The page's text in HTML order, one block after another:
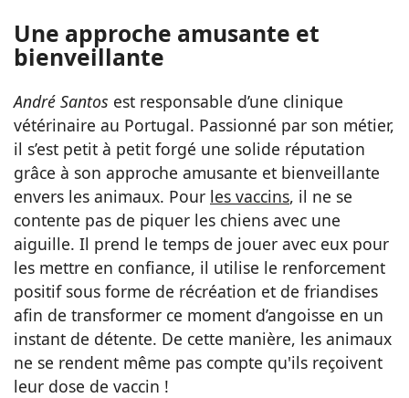
Une approche amusante et
bienveillante
André Santos est responsable d’une clinique
vétérinaire au Portugal. Passionné par son métier,
il s’est petit à petit forgé une solide réputation
grâce à son approche amusante et bienveillante
envers les animaux. Pour les vaccins, il ne se
contente pas de piquer les chiens avec une
aiguille. Il prend le temps de jouer avec eux pour
les mettre en confiance, il utilise le renforcement
positif sous forme de récréation et de friandises
afin de transformer ce moment d’angoisse en un
instant de détente. De cette manière, les animaux
ne se rendent même pas compte qu'ils reçoivent
leur dose de vaccin !